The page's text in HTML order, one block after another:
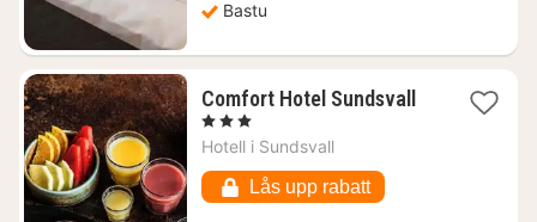
Bastu
Comfort Hotel Sundsvall 1
, 3 Stjärnor
Hotell i Sundsvall
Lås upp rabatt